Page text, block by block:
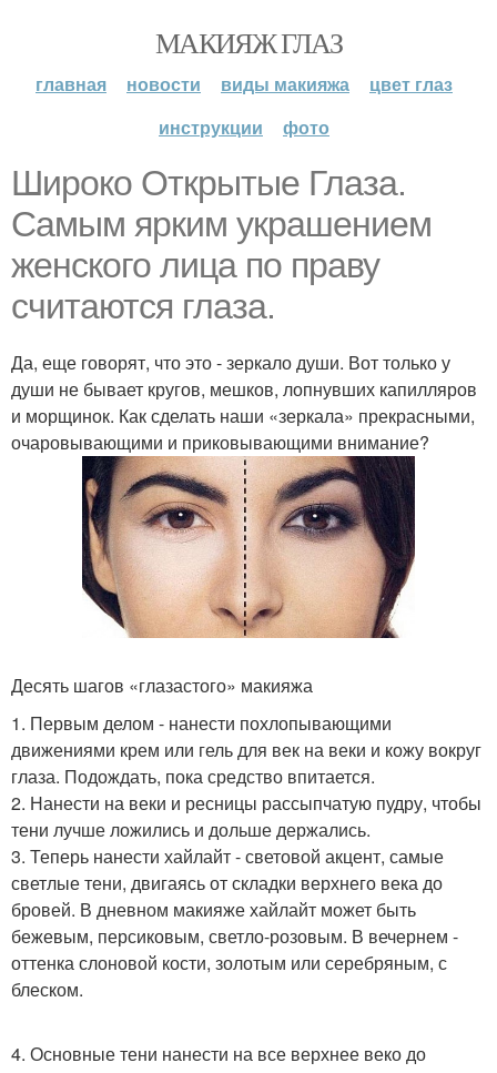
МАКИЯЖ ГЛАЗ
главная новости виды макияжа
цвет глаз
инструкции
фото
Широко Открытые Глаза.
Самым ярким украшением
женского лица по праву
считаются глаза.
Да, еще говорят, что это - зеркало души. Вот только у
души не бывает кругов, мешков, лопнувших капилляров
и морщинок. Как сделать наши «зеркала» прекрасными,
очаровывающими и приковывающими внимание?
Десять шагов «глазастого» макияжа
1. Первым делом - нанести похлопывающими
движениями крем или гель для век на веки и кожу вокруг
глаза. Подождать, пока средство впитается.
2. Нанести на веки и ресницы рассыпчатую пудру, чтобы
тени лучше ложились и дольше держались.
3. Теперь нанести хайлайт - световой акцент, самые
светлые тени, двигаясь от складки верхнего века до
бровей. В дневном макияже хайлайт может быть
бежевым, персиковым, светло-розовым. В вечернем -
оттенка слоновой кости, золотым или серебряным, с
блеском.
4. Основные тени нанести на все верхнее веко до